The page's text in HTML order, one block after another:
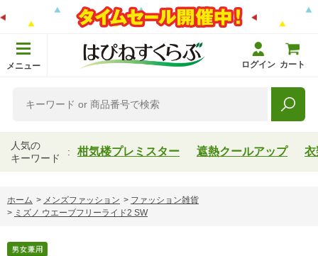
メニュー ログイン カート
人気の
キーワード
柑気楼プレミスター 遮熱クールアップ 衣
ホーム > メンズファッション > ファッション雑貨
> ミズノ ウエーブフリーライド2 SW